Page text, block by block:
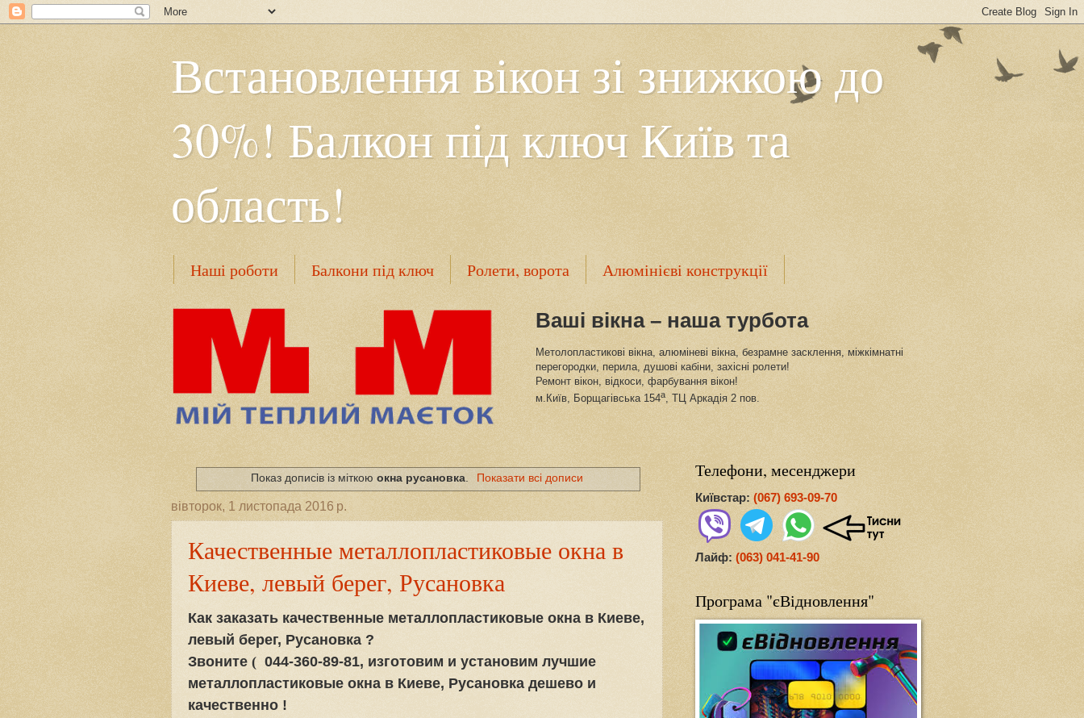
Встановлення вікон зі знижкою до
30%! Балкон під ключ Київ та
область!
Наші роботи Балкони під ключ Ролети, ворота
Алюмінієві конструкції
Ваші вікна – наша турбота
Метолопластикові вікна, алюміневі вікна, безрамне засклення, міжкімнатні
перегородки, перила, душові кабіни, захісні ролети!
Ремонт вікон, відкоси, фарбування вікон!
м.Київ, Борщагівська 154а, ТЦ Аркадія 2 пов.
Показ дописів із міткоюокна русановка. Показати всі дописи
вівторок, 1 листопада 2016 р.
Качественные металлопластиковые окна в
Киеве, левый берег, Русановка
Как заказать качественные металлопластиковые окна в Киеве,
левый берег, Русановка ?
Звоните ( 044-360-89-81, изготовим и установим лучшие
металлопластиковые окна в Киеве, Русановка дешево и
качественно !
Телефони, месенджери
Київстар: (067) 693-09-70
Лайф: (063) 041-41-90
Програма "єВідновлення"